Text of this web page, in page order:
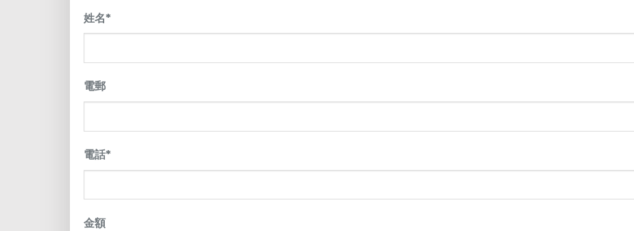
姓名*
電郵
電話*
金額